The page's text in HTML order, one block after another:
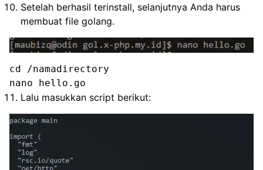
Setelah berhasil terinstall, selanjutnya Anda harus
membuat file golang.
cd /namadirectory
nano hello.go
Lalu masukkan script berikut: